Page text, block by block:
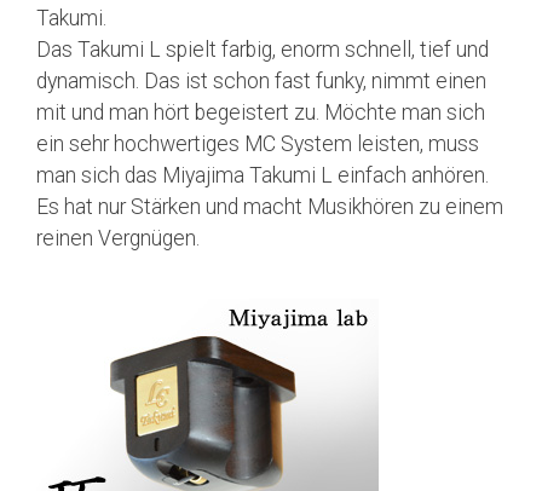
Takumi.
Das Takumi L spielt farbig, enorm schnell, tief und
dynamisch. Das ist schon fast funky, nimmt einen
mit und man hört begeistert zu. Möchte man sich
ein sehr hochwertiges MC System leisten, muss
man sich das Miyajima Takumi L einfach anhören.
Es hat nur Stärken und macht Musikhören zu einem
reinen Vergnügen.